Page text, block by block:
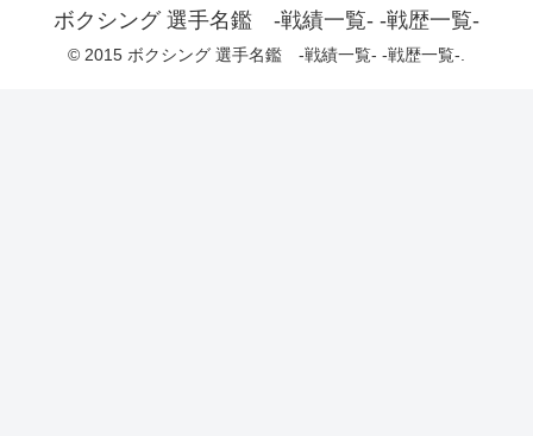
ボクシング 選手名鑑 -戦績一覧- -戦歴一覧-
© 2015 ボクシング 選手名鑑 -戦績一覧- -戦歴一覧-.